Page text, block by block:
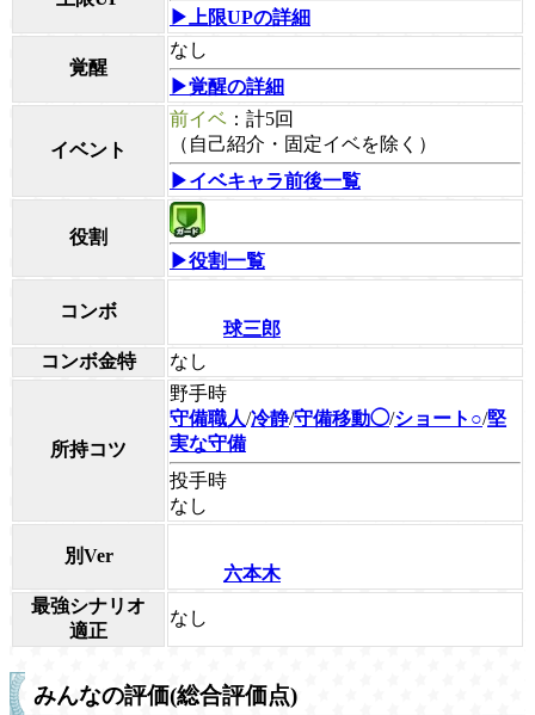
▶上限UPの詳細
覚醒
なし
▶覚醒の詳細
イベント
前イベ ：計5回
（自己紹介・固定イベを除く）
▶イベキャラ前後一覧
役割
▶役割一覧
コンボ
球三郎
コンボ金特
なし
所持コツ
野手時
守備職人/冷静/守備移動◯/ショート○/堅
実な守備
投手時
なし
別Ver
六本木
最強シナリオ
適正
なし
みんなの評価(総合評価点)